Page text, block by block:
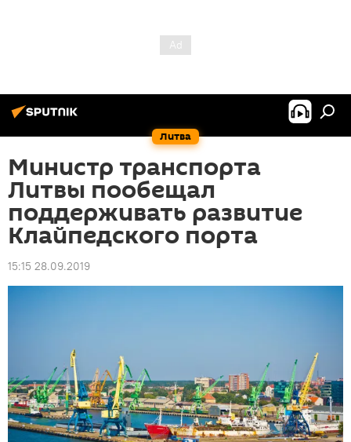
Литва
Министр транспорта
Литвы пообещал
поддерживать развитие
Клайпедского порта
15:15 28.09.2019